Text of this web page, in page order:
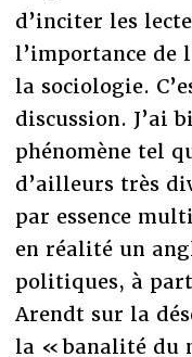
d’inciter les
l’importance de
la sociologie.
discussion. J’ai
phénomène tel
d’ailleurs très
par essence
en réalité un
politiques, à
Arendt sur la
la « banalité du